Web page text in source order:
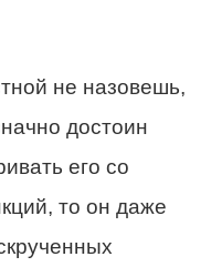
не назовешь,
достоин
его со
то он даже